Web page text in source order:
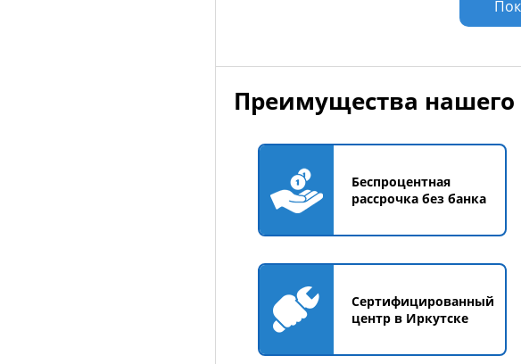
Жёлтый
Красный
Преимущества нашего
Беспроцентная
рассрочка без банка
Сертифицированный
центр в Иркутске